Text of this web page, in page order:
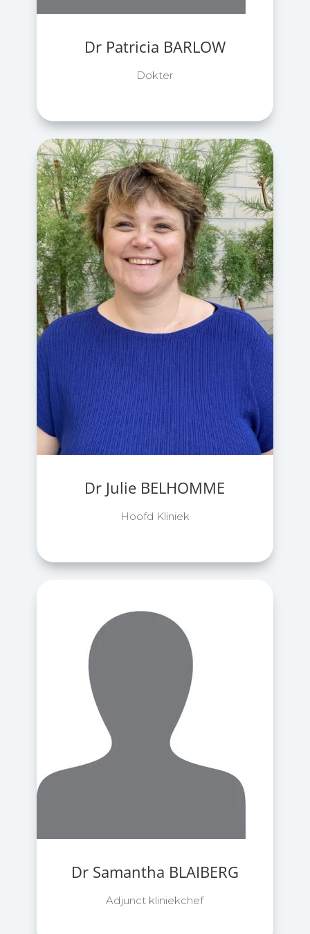
Dr Patricia BARLOW
Dokter
Dr Julie BELHOMME
Hoofd Kliniek
Dr Samantha BLAIBERG
Adjunct kliniekchef